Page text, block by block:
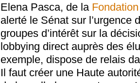
Elena Pasca, de la
alerté le Sénat sur l’urgence
groupes d’intérêt sur la
lobbying direct auprès des
exemple, dispose de relais
Il faut créer une Haute